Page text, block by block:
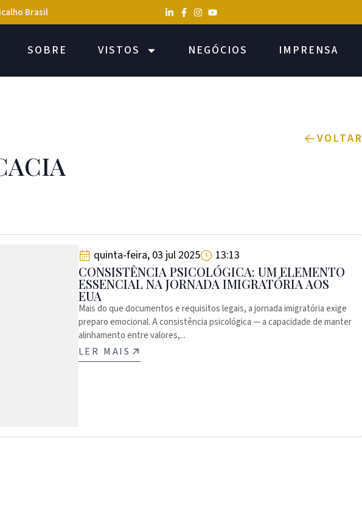
Brasil
SOBRE VISTOS NEGÓCIOS IMPRENSA
VOLTAR
quinta-feira, 03 jul 2025 13:13
CONSISTÊNCIA PSICOLÓGICA: UM ELEMENTO
ESSENCIAL NA JORNADA IMIGRATÓRIA AOS
EUA
Mais do que documentos e requisitos legais, a jornada imigratória exige
preparo emocional. A consistência psicológica — a capacidade de manter
alinhamento entre valores,...
LER MAIS